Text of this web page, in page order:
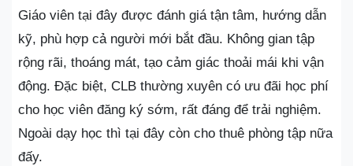
Giáo viên tại đây được đánh giá tận tâm, hướng dẫn
kỹ, phù hợp cả người mới bắt đầu. Không gian tập
rộng rãi, thoáng mát, tạo cảm giác thoải mái khi vận
động. Đặc biệt, CLB thường xuyên có ưu đãi học phí
cho học viên đăng ký sớm, rất đáng để trải nghiệm.
Ngoài dạy học thì tại đây còn cho thuê phòng tập nữa
đấy.